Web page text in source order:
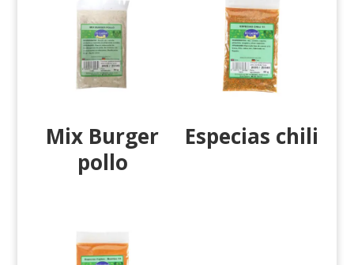
Mix Burger
pollo
Especias chili